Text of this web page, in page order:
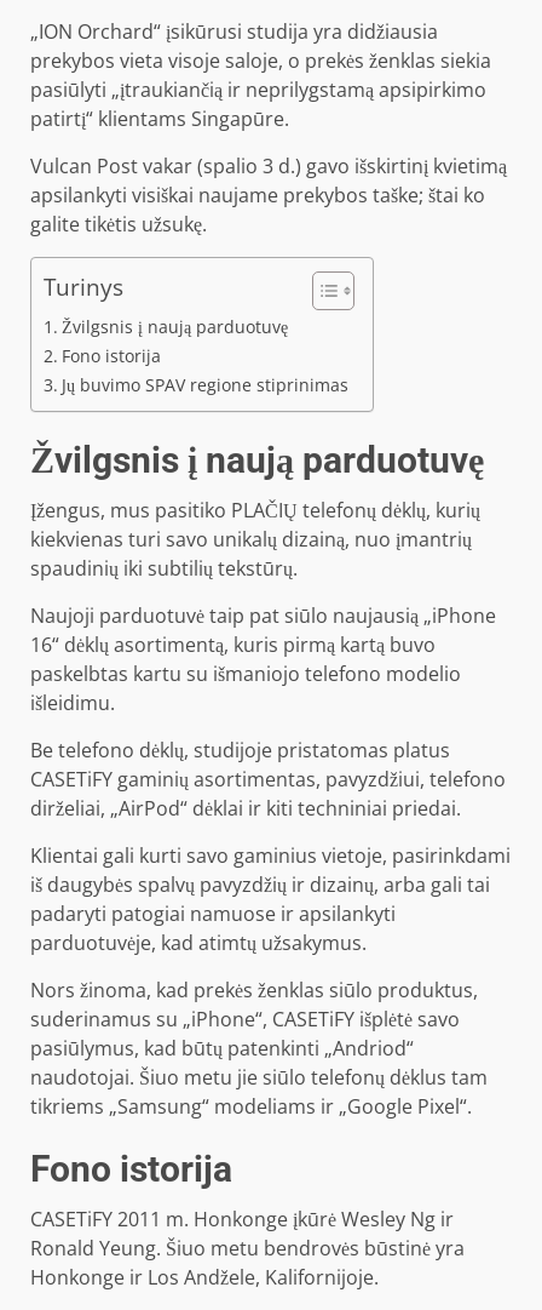
„ION Orchard“ įsikūrusi studija yra didžiausia
prekybos vieta visoje saloje, o prekės ženklas siekia
pasiūlyti „įtraukiančią ir neprilygstamą apsipirkimo
patirtį“ klientams Singapūre.
Vulcan Post vakar (spalio 3 d.) gavo išskirtinį kvietimą
apsilankyti visiškai naujame prekybos taške; štai ko
galite tikėtis užsukę.
Turinys
Žvilgsnis į naują parduotuvę
Fono istorija
Jų buvimo SPAV regione stiprinimas
Žvilgsnis į naują parduotuvę
Įžengus, mus pasitiko PLAČIŲ telefonų dėklų, kurių
kiekvienas turi savo unikalų dizainą, nuo įmantrių
spaudinių iki subtilių tekstūrų.
Naujoji parduotuvė taip pat siūlo naujausią „iPhone
16“ dėklų asortimentą, kuris pirmą kartą buvo
paskelbtas kartu su išmaniojo telefono modelio
išleidimu.
Be telefono dėklų, studijoje pristatomas platus
CASETiFY gaminių asortimentas, pavyzdžiui, telefono
dirželiai, „AirPod“ dėklai ir kiti techniniai priedai.
Klientai gali kurti savo gaminius vietoje, pasirinkdami
iš daugybės spalvų pavyzdžių ir dizainų, arba gali tai
padaryti patogiai namuose ir apsilankyti
parduotuvėje, kad atimtų užsakymus.
Nors žinoma, kad prekės ženklas siūlo produktus,
suderinamus su „iPhone“, CASETiFY išplėtė savo
pasiūlymus, kad būtų patenkinti „Andriod“
naudotojai. Šiuo metu jie siūlo telefonų dėklus tam
tikriems „Samsung“ modeliams ir „Google Pixel“.
Fono istorija
CASETiFY 2011 m. Honkonge įkūrė Wesley Ng ir
Ronald Yeung. Šiuo metu bendrovės būstinė yra
Honkonge ir Los Andžele, Kalifornijoje.